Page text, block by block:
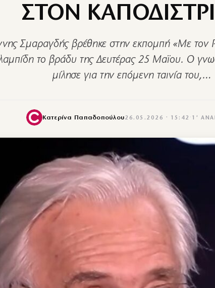
ΣΤΟΝ
Σμαραγδής βρέθηκε στην εκπομπή «Με τον
το βράδυ της Δευτέρας 25 Μαϊου. Ο
μίλησε για την επόμενη ταινία του,…
Κατερίνα Παπαδοπούλου26.05.2026 · 15:42 · 1′